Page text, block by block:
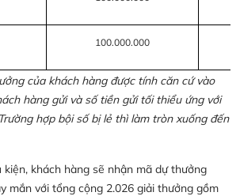
100.000.000
của khách hàng được tính căn cứ vào
hàng gửi và số tiền gửi tối thiểu ứng với
hợp bội số bị lẻ thì làm tròn xuống đến
kiện, khách hàng sẽ nhận mã dự thưởng
mắn với tổng cộng 2.026 giải thưởng gồm